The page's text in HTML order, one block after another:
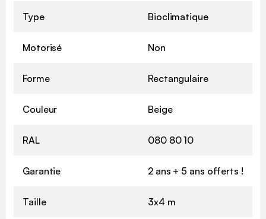
Type Bioclimatique
Motorisé Non
Forme Rectangulaire
Couleur Beige
RAL 080 80 10
Garantie 2 ans + 5 ans offerts !
Taille 3x4 m